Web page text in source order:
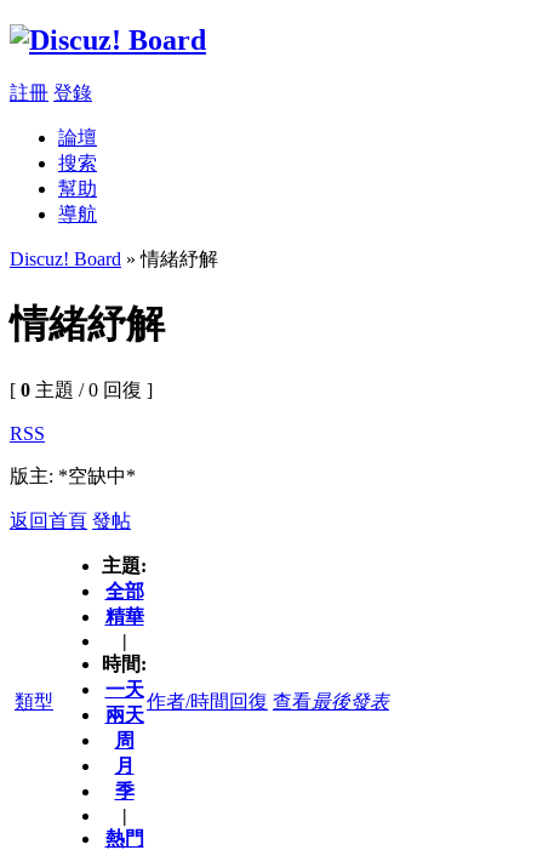
註冊 登錄
論壇
搜索
幫助
導航
Discuz! Board » 情緒紓解
情緒紓解
[ 0 主題 / 0 回復 ]
RSS
版主: *空缺中*
返回首頁 發帖
類型
主題:
全部
精華
|
時間:
一天
兩天
周
月
季
|
熱門
作者/時間 回復 查看最後發表